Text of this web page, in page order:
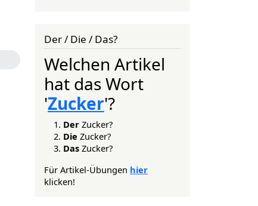
Der / Die / Das?
Welchen Artikel
hat das Wort
'Zucker'?
Der Zucker?
Die Zucker?
Das Zucker?
Für Artikel-Übungen hier
klicken!